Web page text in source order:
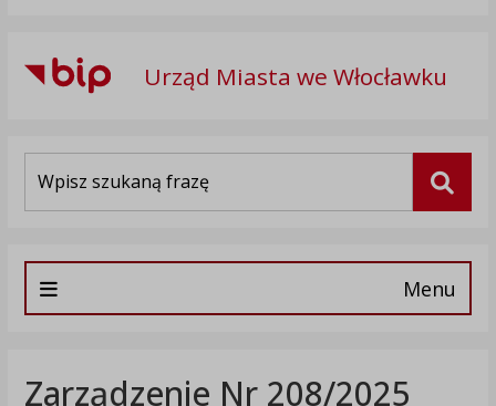
Urząd Miasta we Włocławku
Menu
Zarządzenie Nr 208/2025